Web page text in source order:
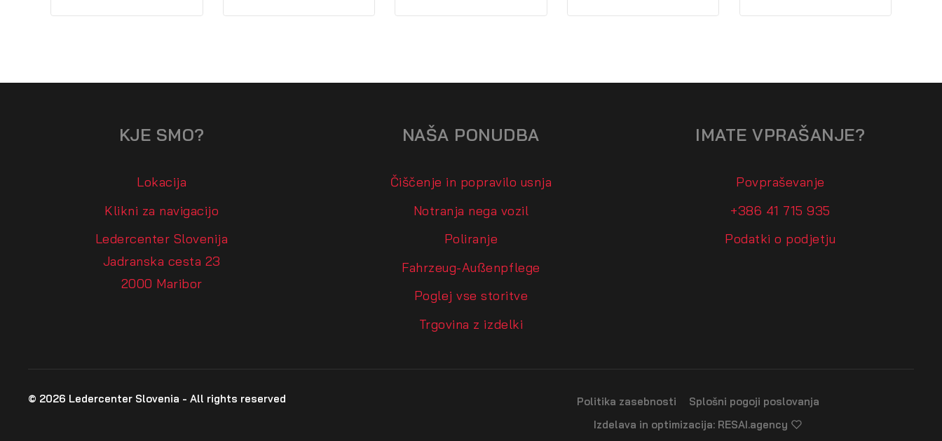
KJE SMO?
Lokacija
Klikni za navigacijo
Ledercenter Slovenija
Jadranska cesta 23
2000 Maribor
NAŠA PONUDBA
Čiščenje in popravilo usnja
Notranja nega vozil
Poliranje
Fahrzeug-Außenpflege
Poglej vse storitve
Trgovina z izdelki
IMATE VPRAŠANJE?
Povpraševanje
+386 41 715 935
Podatki o podjetju
© 2026 Ledercenter Slovenia - All rights reserved Politika zasebnosti
Splošni pogoji poslovanja
Izdelava in optimizacija: RESAI.agency